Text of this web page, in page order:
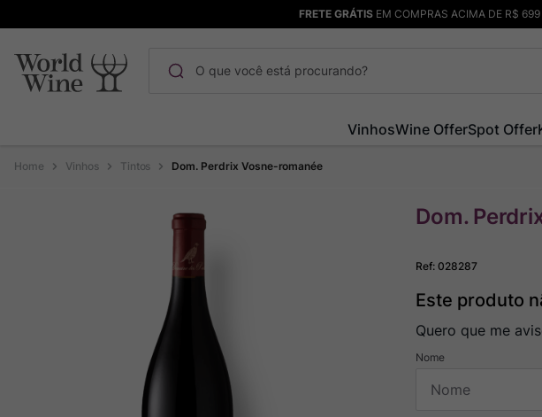
FRETE GRÁTISEM COMPRAS ACIMA DE R$
VinhosWine OfferSpot Offer
Vinhos Tintos Dom. Perdrix Vosne-romanée
Dom.
Ref:028287
Este produto
Quero que me
1º Maçanita
Bodega Garzon
Ver Sacrum